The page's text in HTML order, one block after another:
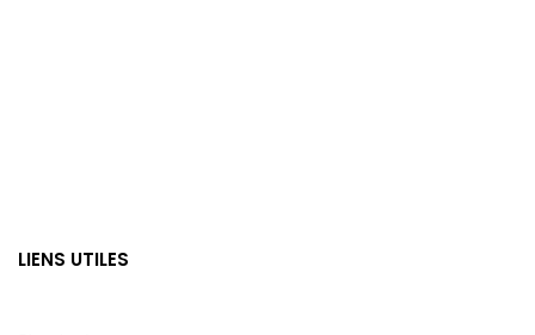
LIENS UTILES